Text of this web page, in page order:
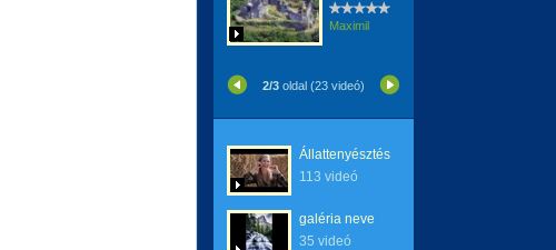
Maximil
2/3 oldal (23 videó)
Állattenyésztés
113 videó
galéria neve
35 videó